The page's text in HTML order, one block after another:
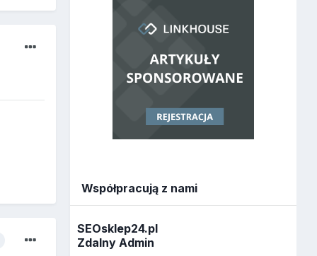
Współpracują z nami
SEOsklep24.pl
Zdalny Admin